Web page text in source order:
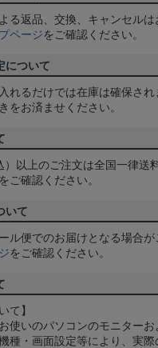
る返品、交換、キャンセルは
ページをご確認ください。
について
れるだけでは在庫は確保さ
をお済ませください。
）以上のご注文は全国一律送
をご確認ください。
いて
ル便でのお届けとなる場合が
をご確認ください。
て】
使いのパソコンのモニター
種・画面設定等により、実際